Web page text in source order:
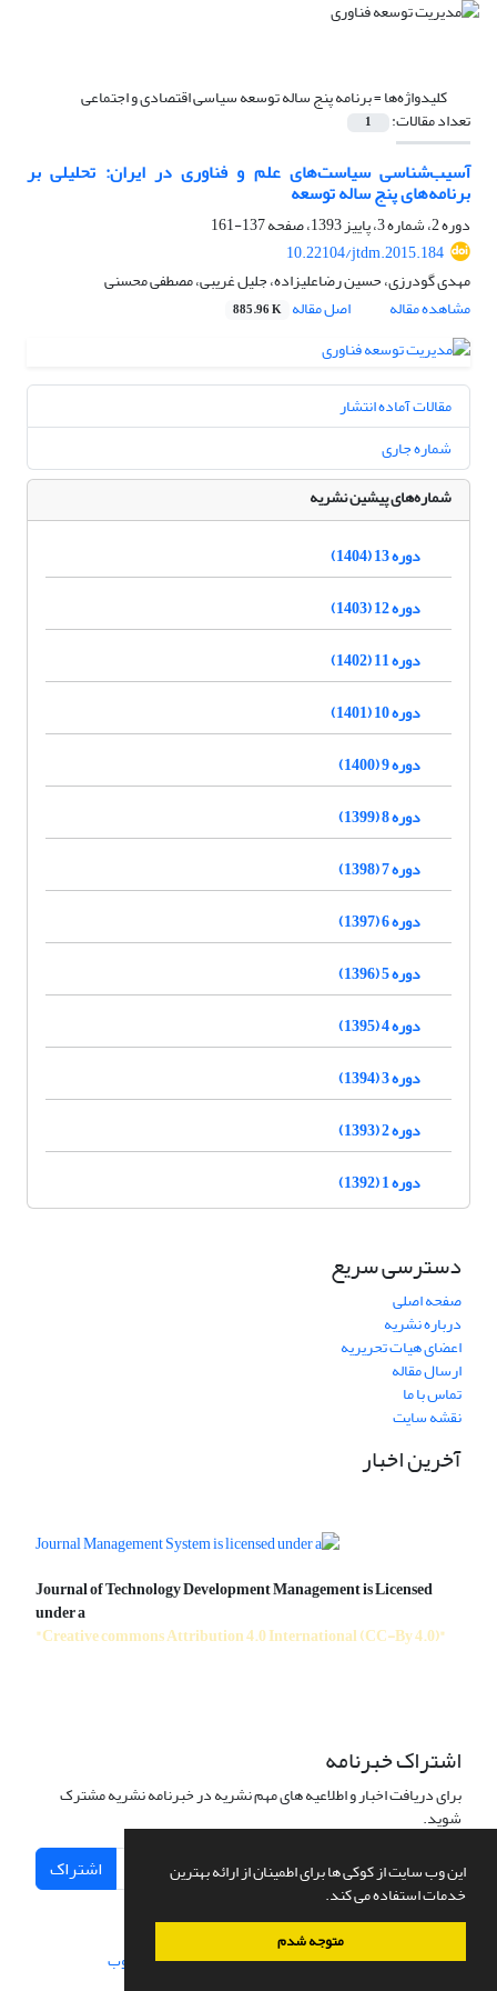
این وب سایت از کوکی ها برای اطمینان از ارائه بهترین
خدمات استفاده می کند.
متوجه شدم
کلیدواژه‌ها =برنامه پنج ساله توسعه سیاسی اقتصادی و اجتماعی
تعداد مقالات: 1
آسیب‌شناسی سیاست‌های علم و فناوری در ایران: تحلیلی بر
برنامه‌های پنج ساله توسعه
دوره 2، شماره 3، پاییز 1393، صفحه
137-161
10.22104/jtdm.2015.184
مهدی گودرزی، حسین رضاعلیزاده، جلیل غریبی، مصطفی محسنی
مشاهده مقاله
اصل مقاله 885.96 K
مقالات آماده انتشار
شماره جاری
شماره‌های پیشین نشریه
دوره 13 (1404)
دوره 12 (1403)
دوره 11 (1402)
دوره 10 (1401)
دوره 9 (1400)
دوره 8 (1399)
دوره 7 (1398)
دوره 6 (1397)
دوره 5 (1396)
دوره 4 (1395)
دوره 3 (1394)
دوره 2 (1393)
دوره 1 (1392)
دسترسی سریع
صفحه اصلی
درباره نشریه
اعضای هیات تحریریه
ارسال مقاله
تماس با ما
نقشه سایت
آخرین اخبار
Journal of Technology Development Management is Licensed
under a
"Creative commons Attribution 4.0 International (CC-By 4.0)"
اشتراک خبرنامه
برای دریافت اخبار و اطلاعیه های مهم نشریه در خبرنامه نشریه مشترک
شوید.
اشتراک
سامانه مدیریت نشریات علمی.طراحی و پیاده سازی از سیناوب